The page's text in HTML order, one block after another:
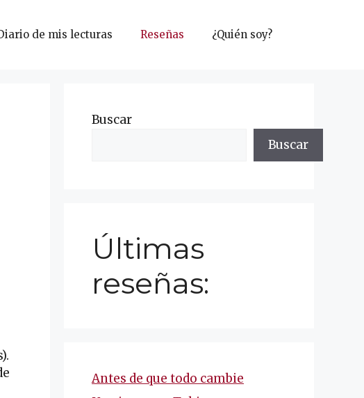
de mis lecturas Reseñas ¿Quién soy?
Buscar
Buscar
Últimas
reseñas:
Antes de que todo cambie